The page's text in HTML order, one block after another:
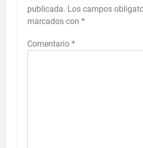
publicada. Los campos
marcados con *
Comentario *